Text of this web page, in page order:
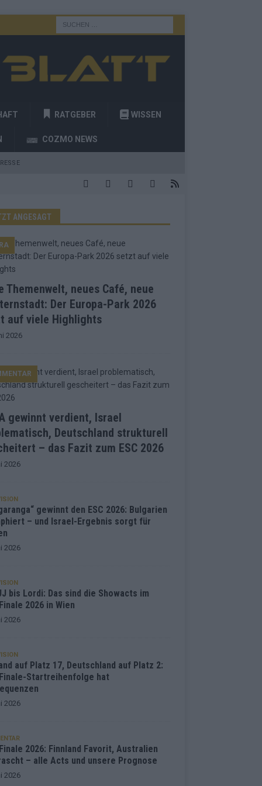
RATGEBER WISSEN
COZMO NEWS
ANGESAGT
Themenwelt, neues Café, neue
Der Europa-Park 2026
auf viele Highlights
2026
gewinnt verdient, Israel
Deutschland strukturell
– das Fazit zum ESC 2026
2026
gewinnt den ESC 2026: Bulgarien
– und Israel-Ergebnis sorgt für
2026
bis Lordi: Das sind die Showacts im
2026 in Wien
2026
auf Platz 17, Deutschland auf Platz 2:
Startreihenfolge hat
2026
2026: Finnland Favorit, Australien
– alle Acts und unsere Prognose
2026